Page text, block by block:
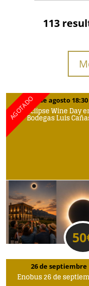
113
12 de agosto 18:30
Eclipse Wine Day
Bodegas Luis
50
26 de septiembre
Enobus 26 de